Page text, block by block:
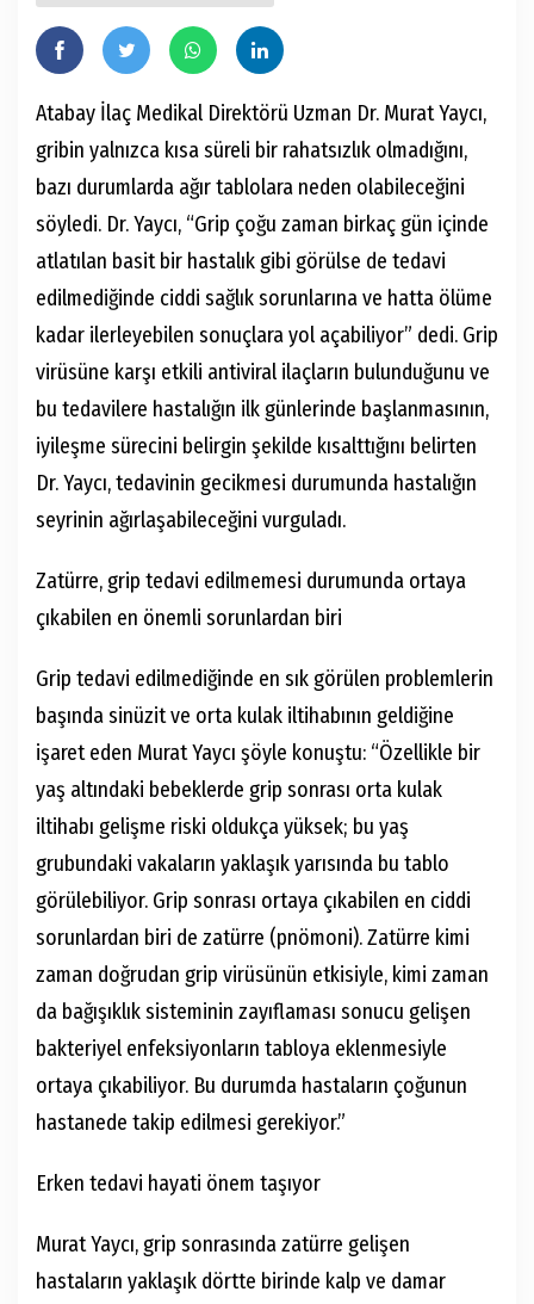
Atabay İlaç Medikal Direktörü Uzman Dr. Murat Yaycı,
gribin yalnızca kısa süreli bir rahatsızlık olmadığını,
bazı durumlarda ağır tablolara neden olabileceğini
söyledi. Dr. Yaycı, “Grip çoğu zaman birkaç gün içinde
atlatılan basit bir hastalık gibi görülse de tedavi
edilmediğinde ciddi sağlık sorunlarına ve hatta ölüme
kadar ilerleyebilen sonuçlara yol açabiliyor” dedi. Grip
virüsüne karşı etkili antiviral ilaçların bulunduğunu ve
bu tedavilere hastalığın ilk günlerinde başlanmasının,
iyileşme sürecini belirgin şekilde kısalttığını belirten
Dr. Yaycı, tedavinin gecikmesi durumunda hastalığın
seyrinin ağırlaşabileceğini vurguladı.
Zatürre, grip tedavi edilmemesi durumunda ortaya
çıkabilen en önemli sorunlardan biri
Grip tedavi edilmediğinde en sık görülen problemlerin
başında sinüzit ve orta kulak iltihabının geldiğine
işaret eden Murat Yaycı şöyle konuştu: “Özellikle bir
yaş altındaki bebeklerde grip sonrası orta kulak
iltihabı gelişme riski oldukça yüksek; bu yaş
grubundaki vakaların yaklaşık yarısında bu tablo
görülebiliyor. Grip sonrası ortaya çıkabilen en ciddi
sorunlardan biri de zatürre (pnömoni). Zatürre kimi
zaman doğrudan grip virüsünün etkisiyle, kimi zaman
da bağışıklık sisteminin zayıflaması sonucu gelişen
bakteriyel enfeksiyonların tabloya eklenmesiyle
ortaya çıkabiliyor. Bu durumda hastaların çoğunun
hastanede takip edilmesi gerekiyor.”
Erken tedavi hayati önem taşıyor
Murat Yaycı, grip sonrasında zatürre gelişen
hastaların yaklaşık dörtte birinde kalp ve damar